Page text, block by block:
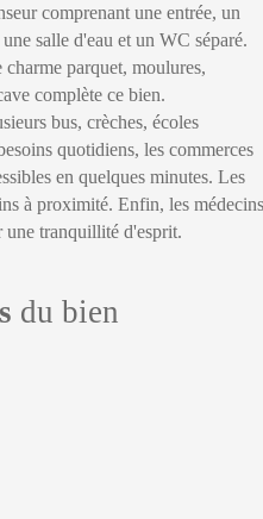
comprenant une entrée, un
salle d'eau et un WC séparé.
parquet, moulures,
complète ce bien.
bus, crèches, écoles
quotidiens, les commerces
en quelques minutes. Les
à proximité. Enfin, les médecins
une tranquillité d'esprit.
du bien